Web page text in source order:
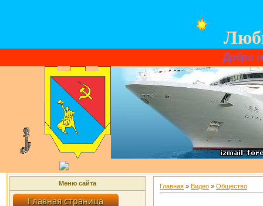
Добро
Меню сайта Главная » Видео » Общество